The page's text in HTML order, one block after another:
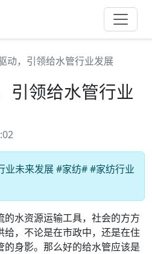
动，引领给水管行业发展
引领给水管行业
业未来发展 #家纺# #家纺行业
水资源运输工具，社会的方方
给，不论是在市政中，还是在住
身影。那么好的给水管应该是